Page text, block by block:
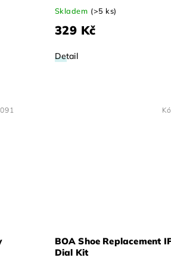
Skladem (>5 ks)
329 Kč
Detail
BOA Shoe Replacement
Dial Kit